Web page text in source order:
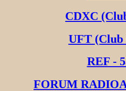
CDXC
UFT (Club
REF -
FORUM